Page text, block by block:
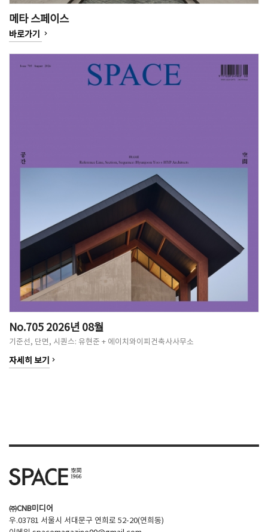
메타 스페이스
바로가기 keyboard_arrow_right
No.705 2026년 08월
기준선, 단면, 시퀀스: 유현준 + 에이치와이피건축사사무소
자세히 보기 keyboard_arrow_right
㈜CNB미디어
우.03781 서울시 서대문구 연희로 52-20(연희동)